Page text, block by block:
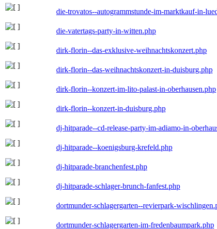
die-trovatos--autogrammstunde-im-marktkauf-in-
die-vatertags-party-in-witten.php
dirk-florin--das-exklusive-weihnachtskonzert.php
dirk-florin--das-weihnachtskonzert-in-duisburg.php
dirk-florin--konzert-im-lito-palast-in-oberhausen.php
dirk-florin--konzert-in-duisburg.php
dj-hitparade--cd-release-party-im-adiamo-in-
dj-hitparade--koenigsburg-krefeld.php
dj-hitparade-branchenfest.php
dj-hitparade-schlager-brunch-fanfest.php
dortmunder-schlagergarten--revierpark-
dortmunder-schlagergarten-im-fredenbaumpark.php